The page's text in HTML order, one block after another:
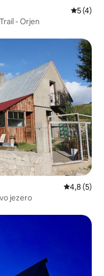
5 (4)
- Orjen
Évaluation
4,8 (5)
jezero